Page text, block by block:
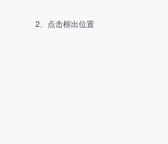
2、点击框出位置